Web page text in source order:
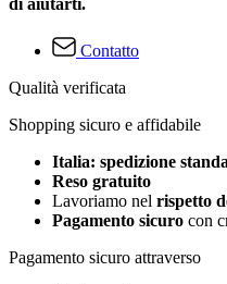
Contatto
Qualità verificata
Shopping sicuro e affidabile
Italia: spedizione
Reso gratuito
Lavoriamo nel rispetto
Pagamento sicuro con
Pagamento sicuro attraverso